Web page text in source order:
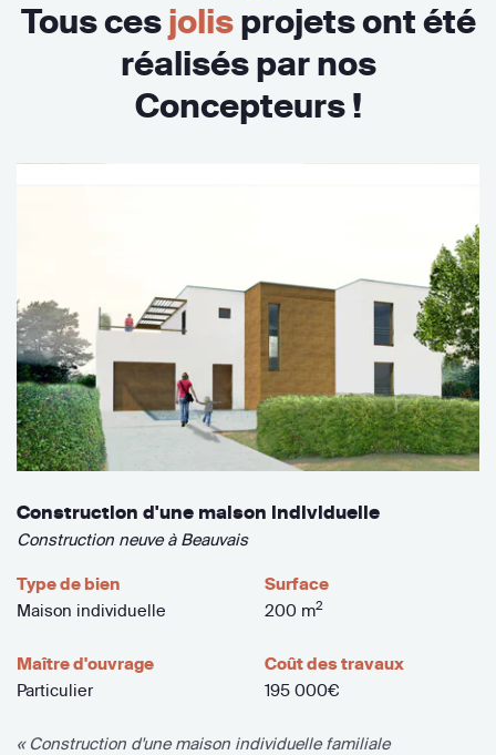
Tous cesjolisprojets ont été
réalisés par nos
Concepteurs !
Construction d'une maison individuelle
Construction neuve à Beauvais
Type de bien
Maison individuelle
Surface
200 m2
Maître d'ouvrage
Particulier
Coût des travaux
195 000€
« Construction d'une maison individuelle familiale